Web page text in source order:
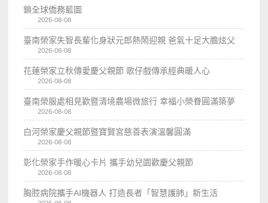
鎖全球僑務藍圖
2026-08-08
臺南榮家失智長輩化身狀元郎熱鬧迎親 爸氣十足大膽炫父
2026-08-08
花蓮榮家立秋傳愛慶父親節 歌仔戲傳承經典暖人心
2026-08-08
臺南榮服處相見歡暨清境農場微旅行 幸福小榮眷圓滿築夢
2026-08-08
白河榮家慶父親節暨寶賢宮慈善表演溫馨圓滿
2026-08-08
彰化榮家手作暖心卡片 攜手幼兒園歡慶父親節
2026-08-08
胸腔病院攜手AI機器人 打造長者「智慧護肺」新生活